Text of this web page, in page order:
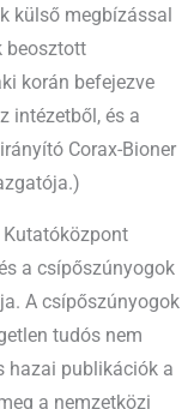
külső megbízással
beosztott
korán befejezve
intézetből, és a
Corax-Bioner
Kutatóközpont
a csípőszúnyogok
A csípőszúnyogok
tudós nem
hazai publikációk a
a nemzetközi